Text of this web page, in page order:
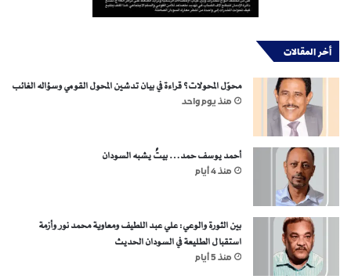
أخر المقالات
محوّل المحولات؟ قراءة في بيان تدشين المحول القومي وسؤاله الغائب
منذ يوم واحد
أحمد يوسف حمد… بيتٌ يشبه السودان
منذ 4 أيام
بين الثورة والوعي: علي عبد اللطيف ومعاوية محمد نور وأزمة
استقبال الطليعة في السودان الحديث
منذ 5 أيام